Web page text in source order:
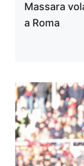
Massara
a Roma